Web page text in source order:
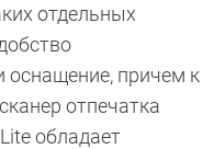
отдельных
оснащение, причем к
отпечатка
обладает